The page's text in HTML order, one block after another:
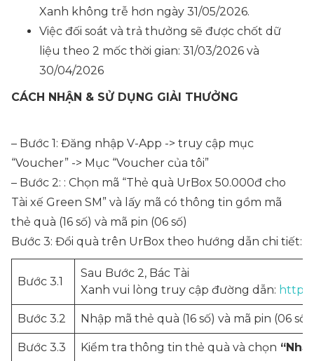
Xanh không trễ hơn ngày 31/05/2026.
Việc đối soát và trả thưởng sẽ được chốt dữ
liệu theo 2 mốc thời gian: 31/03/2026 và
30/04/2026
CÁCH NHẬN & SỬ DỤNG GIẢI THƯỞNG
– Bước 1: Đăng nhập V-App -> truy cập mục
“Voucher” -> Mục “Voucher của tôi”
– Bước 2: : Chọn mã “Thẻ quà UrBox 50.000đ cho
Tài xế Green SM” và lấy mã có thông tin gồm mã
thẻ quà (16 số) và mã pin (06 số)
Bước 3: Đổi quà trên UrBox theo hướng dẫn chi tiết:
Bước 3.1
Sau Bước 2, Bác Tài
Xanh vui lòng truy cập đường dẫn:
Bước 3.2 Nhập mã thẻ quà (16 số) và mã pin (06
Bước 3.3 Kiểm tra thông tin thẻ quà và chọn